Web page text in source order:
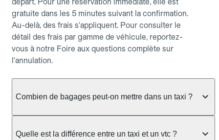
gratuite dans les 5 minutes suivant la confirmation.
Au-delà, des frais s'appliquent. Pour consulter le
détail des frais par gamme de véhicule, reportez-
vous à notre Foire aux questions complète sur
l'annulation.
Combien de bagages peut-on mettre dans un taxi ?
taxi berline accueille en général jusqu'à 3 bagages
Quelle est la différence entre un taxi et un vtc ?